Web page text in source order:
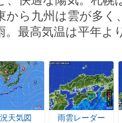
から九州は雲が多く
。最高気温は平年よ
天気図 雨雲レーダー